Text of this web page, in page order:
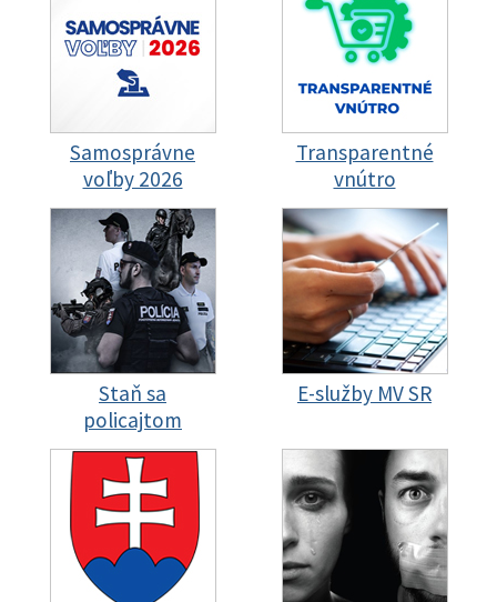
Samosprávne
voľby 2026
Transparentné
vnútro
Staň sa
policajtom
E-služby MV SR